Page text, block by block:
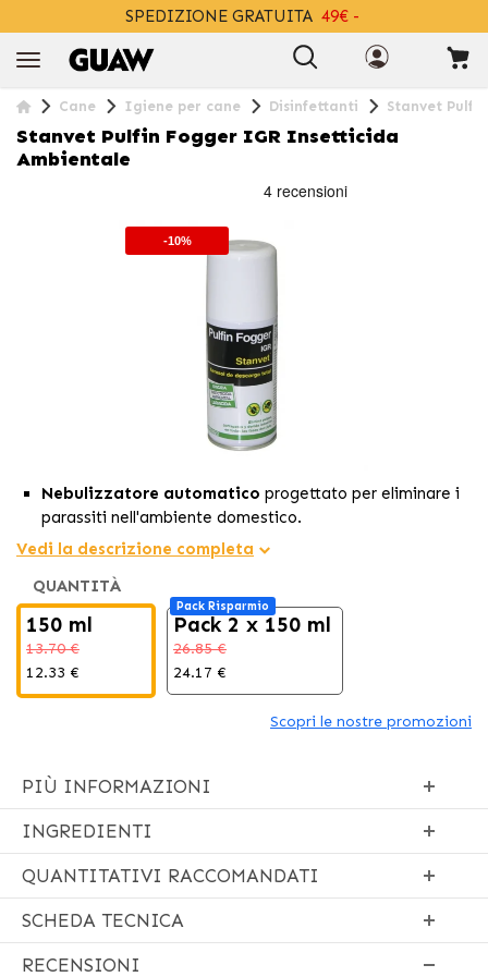
SPEDIZIONE GRATUITA 49€ -
Cane Igiene per cane Disinfettanti Stanvet
Stanvet Pulfin Fogger IGR Insetticida
Ambientale
-10%
Nebulizzatore automatico progettato per eliminare i
parassiti nell'ambiente domestico.
Doppia azione efficacecontro adulti e stadi immaturi
Fornisce una protezione duratura
per il tuo animale.
Vedi la descrizione completa
QUANTITÀ
150 ml
13.70 €
12.33 €
Pack Risparmio
Pack 2 x 150 ml
26.85 €
24.17 €
Scopri le nostre promozioni
PIÙ INFORMAZIONI
INGREDIENTI
QUANTITATIVI RACCOMANDATI
SCHEDA TECNICA
RECENSIONI